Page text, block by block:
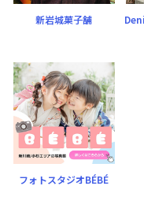
新岩城菓子舗
フォトスタジオBÉBÉ